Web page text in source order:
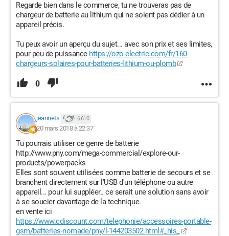
Regarde bien dans le commerce, tu ne trouveras pas de
chargeur de batterie au lithium qui ne soient pas dédier à un
appareil précis.
Tu peux avoir un aperçu du sujet... avec son prix et ses limites,
pour peu de puissance https://ozo-electric.com/fr/160-
chargeurs-solaires-pour-batteries-lithium-ou-plomb
0
jeannets 6 610
20 mars 2018 à 22:37
Tu pourrais utiliser ce genre de batterie
http://www.pny.com/mega-commercial/explore-our-
products/powerpacks
Elles sont souvent utilisées comme batterie de secours et se
branchent directement sur l'USB d'un téléphone ou autre
appareil... pour lui suppléer.. ce serait une solution sans avoir
à se soucier davantage de la technique.
en vente ici
https://www.cdiscount.com/telephonie/accessoires-portable-
gsm/batteries-nomade/pny/l-144203502.html#_his_